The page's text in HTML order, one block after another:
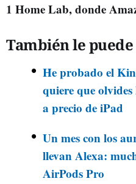
1 Home Lab, donde
También le
He probado el
quiere que
a precio de iPad
Un mes con los
llevan Alexa:
AirPods Pro